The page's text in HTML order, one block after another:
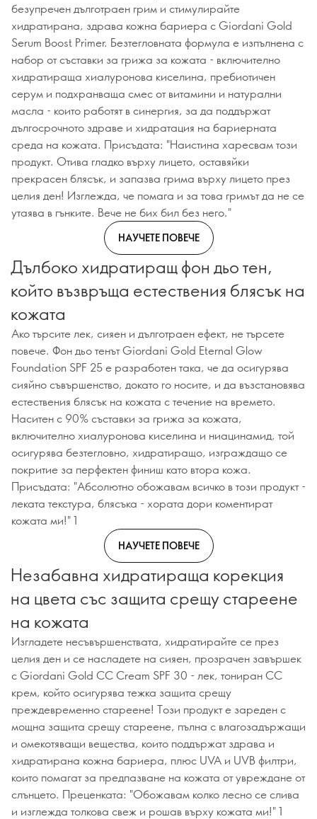
безупречен дълготраен грим и стимулирайте
хидратирана, здрава кожна бариера с Giordani Gold
Serum Boost Primer. Безтегловната формула е изпълнена с
набор от съставки за грижа за кожата - включително
хидратираща хиалуронова киселина, пребиотичен
серум и подхранваща смес от витамини и натурални
масла - които работят в синергия, за да поддържат
дългосрочното здраве и хидратация на бариерната
среда на кожата. Присъдата: "Наистина харесвам този
продукт. Отива гладко върху лицето, оставяйки
прекрасен блясък, и запазва грима върху лицето през
целия ден! Изглежда, че помага и за това гримът да не се
утаява в гънките. Вече не бих бил без него."
НАУЧЕТЕ ПОВЕЧЕ
Дълбоко хидратиращ фон дьо тен,
който възвръща естествения блясък на
кожата
Ако търсите лек, сияен и дълготраен ефект, не търсете
повече. Фон дьо тенът Giordani Gold Eternal Glow
Foundation SPF 25 е разработен така, че да осигурява
сияйно съвършенство, докато го носите, и да възстановява
естествения блясък на кожата с течение на времето.
Наситен с 90% съставки за грижа за кожата,
включително хиалуронова киселина и ниацинамид, той
осигурява безтегловно, хидратиращо, изграждащо се
покритие за перфектен финиш като втора кожа.
Присъдата: "Абсолютно обожавам всичко в този продукт -
леката текстура, блясъка - хората дори коментират
кожата ми!" 1
НАУЧЕТЕ ПОВЕЧЕ
Незабавна хидратираща корекция
на цвета със защита срещу стареене
на кожата
Изгладете несъвършенствата, хидратирайте се през
целия ден и се насладете на сияен, прозрачен завършек
с Giordani Gold CC Cream SPF 30 - лек, тониран CC
крем, който осигурява тежка защита срещу
преждевременно стареене! Този продукт е зареден с
мощна защита срещу стареене, пълна с влагозадържащи
и омекотяващи вещества, които поддържат здрава и
хидратирана кожна бариера, плюс UVA и UVB филтри,
които помагат за предпазване на кожата от увреждане от
слънцето. Преценката: "Обожавам колко лесно се слива
и изглежда толкова свеж и рошав върху кожата ми!" 1